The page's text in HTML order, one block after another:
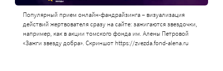
Популярный прием онлайн-фандрайзинга – визуализация
действий жертвователя сразу на сайте: зажигаются звездочки,
например, как в акции томского фонда им. Алены Петровой
«Зажги звезду добра». Скриншот https://zvezda.fond-alena.ru